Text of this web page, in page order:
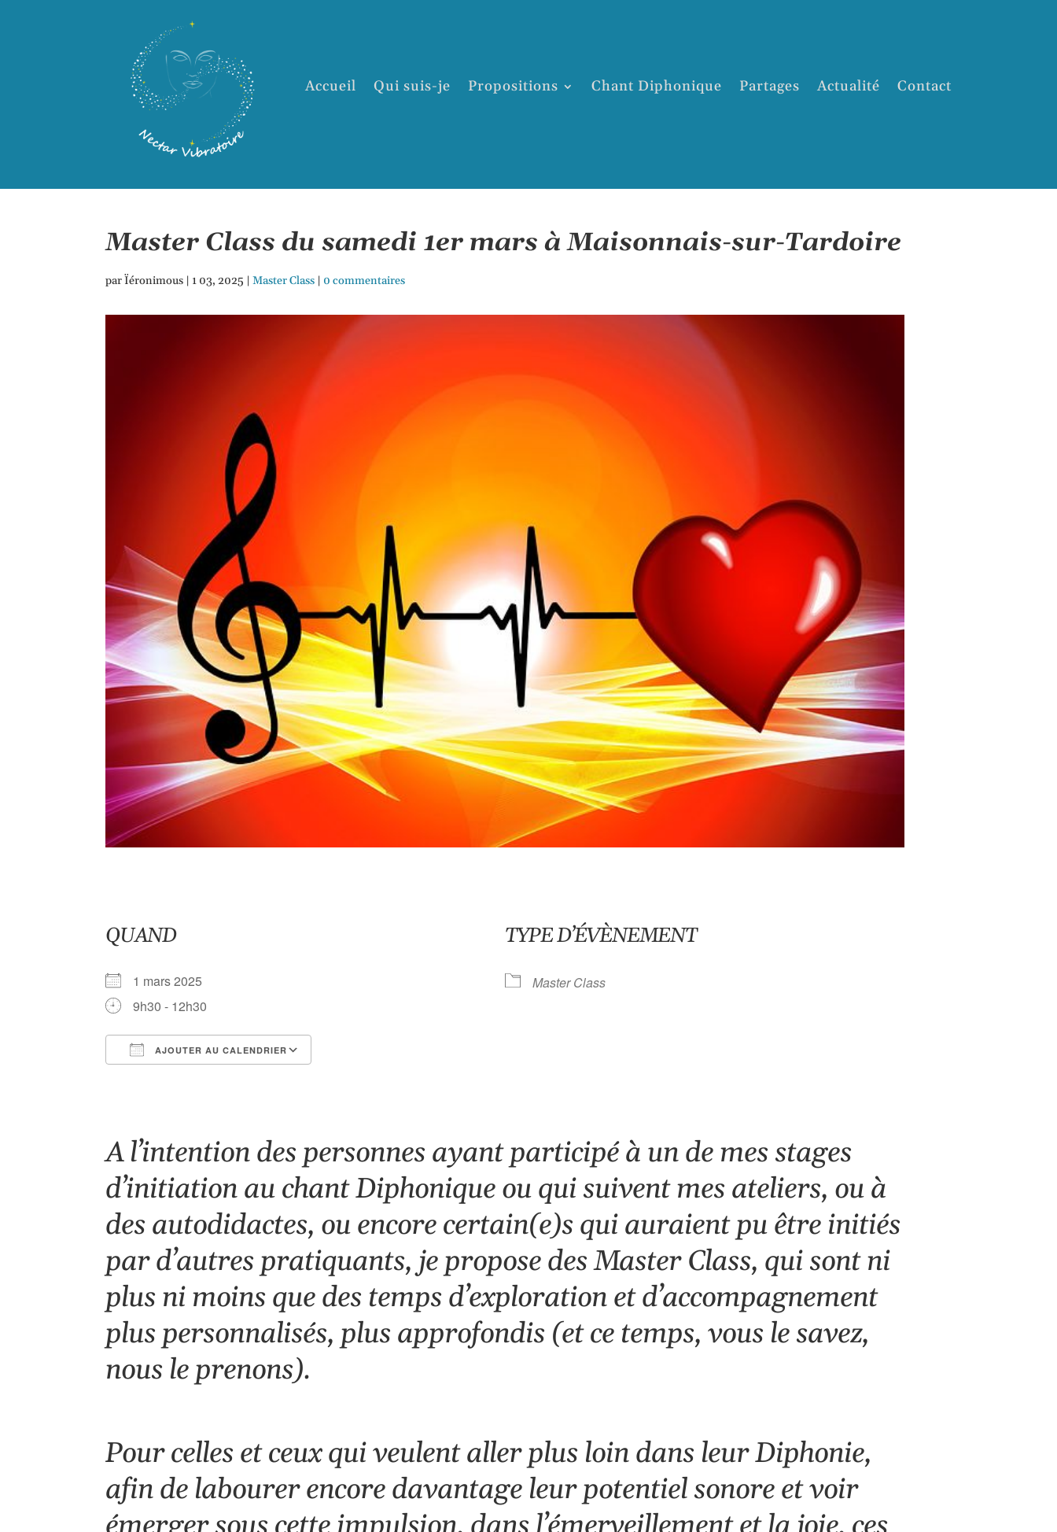
Accueil Qui suis-je Propositions Chant Diphonique Partages Actualité Contact
Master Class du samedi 1er mars à Maisonnais-sur-Tardoire
parÏéronimous | 1 03, 2025 |Master Class | 0 commentaires
QUAND
1 mars 2025
9h30 - 12h30
AJOUTER AU CALENDRIER
TYPE D’ÉVÈNEMENT
Master Class
A l’intention des personnes ayant participé à un de mes stages
d’initiation au chant Diphonique ou qui suivent mes ateliers, ou à
des autodidactes, ou encore certain(e)s qui auraient pu être initiés
par d’autres pratiquants, je propose des Master Class, qui sont ni
plus ni moins que des temps d’exploration et d’accompagnement
plus personnalisés, plus approfondis (et ce temps, vous le savez,
nous le prenons).
Pour celles et ceux qui veulent aller plus loin dans leur Diphonie,
afin de labourer encore davantage leur potentiel sonore et voir